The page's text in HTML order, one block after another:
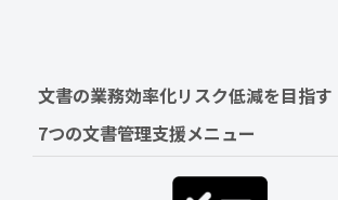
文書の業務効率化リスク低減を目指す
7つの文書管理支援メニュー